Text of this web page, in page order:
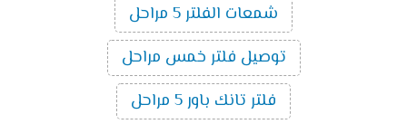
شمعات الفلتر 5 مراحل
توصيل فلتر خمس مراحل
فلتر تانك باور 5 مراحل